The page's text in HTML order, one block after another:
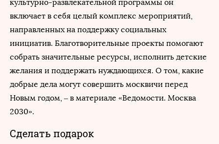
культурно-развлекательной программы он
включает в себя целый комплекс мероприятий,
направленных на поддержку социальных
инициатив. Благотворительные проекты помогают
собрать значительные ресурсы, исполнить детские
желания и поддержать нуждающихся. О том, какие
добрые дела могут совершить москвичи перед
Новым годом, – в материале «Ведомости. Москва
2030».
Сделать подарок